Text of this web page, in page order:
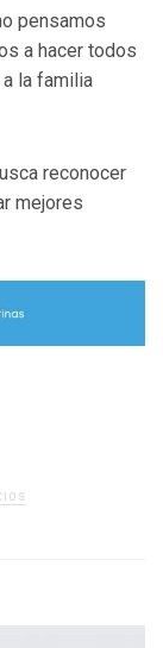
pensamos
a hacer todos
la familia
reconocer
mejores